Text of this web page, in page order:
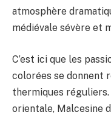
atmosphère
médiévale sévère et
C’est ici que les
colorées se donnent
thermiques
orientale, Malcesine